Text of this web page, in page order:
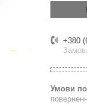
+380